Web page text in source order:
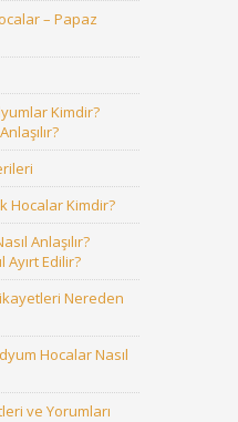
– Papaz
Kimdir?
Hocalar Kimdir?
Anlaşılır?
Edilir?
Nereden
Hocalar Nasıl
ve Yorumları